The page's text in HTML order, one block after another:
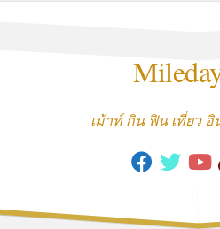
เม้าท์ กิน ฟิน เที่ยว อิ